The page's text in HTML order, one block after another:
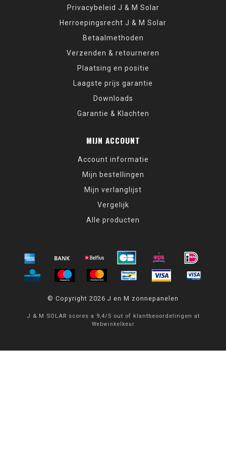
Privacybeleid J & M Solar
Herroepingsrecht J & M Solar
Betaalmethoden
Verzenden & retourneren
Plaatsing en positie
Laagste prijs garantie
Downloads
Garantie & Klachten
MIJN ACCOUNT
Account informatie
Mijn bestellingen
Mijn verlanglijst
Vergelijk
Alle producten
© Copyright 2026 J en M zonnepanelen
J & M SOLAR scores a 9,4/ 5 out of klantbeoordelingen at
Webwinkelkeur